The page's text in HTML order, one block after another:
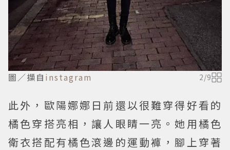
圖／擷自 instagram 2/9
此外，歐陽娜娜日前還以很難穿得好看的
橘色穿搭亮相，讓人眼睛一亮。她用橘色
衛衣搭配有橘色滾邊的運動褲，腳上穿著